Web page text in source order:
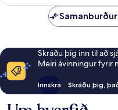
Skráðu þig inn til að
Meiri ávinningur fyrir
Innskrá Skráðu þig,